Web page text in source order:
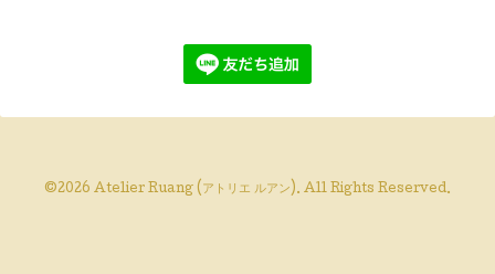
©2026 Atelier Ruang (アトリエ ルアン). All Rights Reserved.